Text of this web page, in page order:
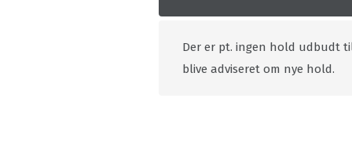
Der er pt. ingen hold udbudt
blive adviseret om nye hold.